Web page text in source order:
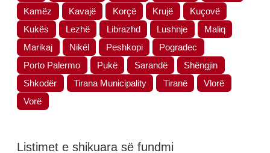
Kamëz
Kavajë Korçë Krujë
Kuçovë
Kukës
Lezhë Librazhd Lushnje
Maliq
Marikaj
Nikël Peshkopi
Pogradec
Porto Palermo
Pukë Sarandë
Shëngjin
Shkodër
Tirana Municipality Tiranë
Vlorë
Vorë
Listimet e shikuara së fundmi